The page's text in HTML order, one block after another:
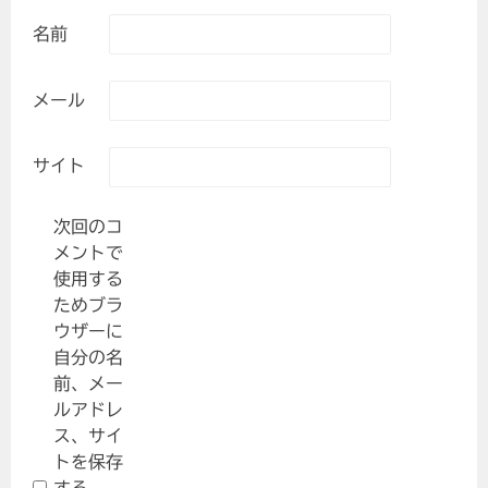
名前
メール
サイト
次回のコ
メントで
使用する
ためブラ
ウザーに
自分の名
前、メー
ルアドレ
ス、サイ
トを保存